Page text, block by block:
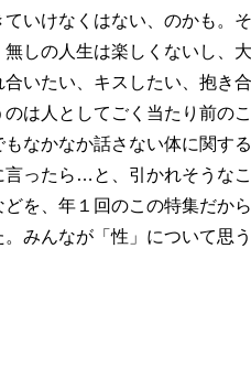
ていけなくはない、のかも。
無しの人生は楽しくないし、
合いたい、キスしたい、抱き
は人としてごく当たり前のこ
もなかなか話さない体に関す
言ったら…と、引かれそうな
を、年１回のこの特集だから
みんなが「性」について思う